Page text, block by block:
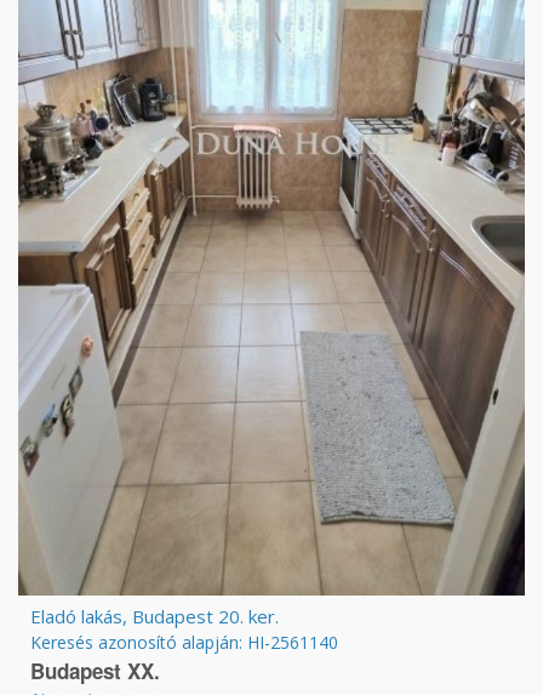
Eladó lakás, Budapest 20. ker.
Keresés azonosító alapján: HI-2561140
Budapest XX.